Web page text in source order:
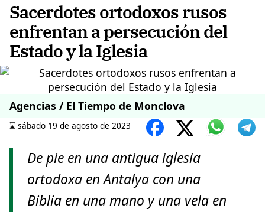
Sacerdotes ortodoxos rusos
enfrentan a persecución del
Estado y la Iglesia
Agencias / El Tiempo de Monclova
⌛️ sábado 19 de agosto de 2023
De pie en una antigua iglesia
ortodoxa en Antalya con una
Biblia en una mano y una vela en